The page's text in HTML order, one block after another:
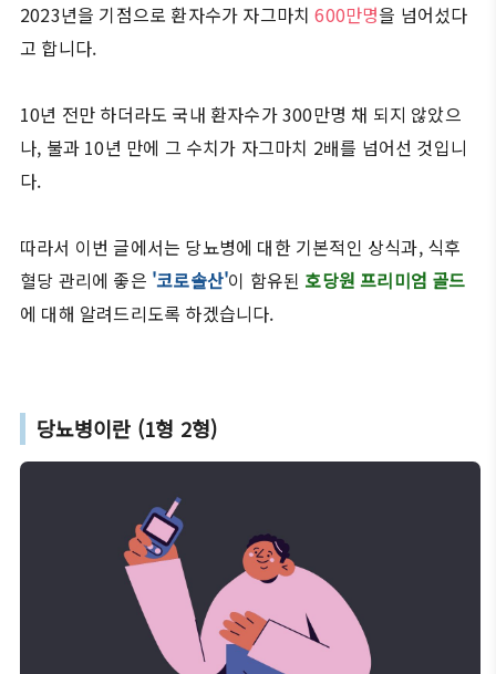
2023년을 기점으로 환자수가 자그마치600만명을 넘어섰다
고 합니다.
10년 전만 하더라도 국내 환자수가 300만명 채 되지 않았으
나, 불과 10년 만에 그 수치가 자그마치 2배를 넘어선 것입니
다.
따라서 이번 글에서는 당뇨병에 대한 기본적인 상식과, 식후
혈당 관리에 좋은 '코로솔산'이 함유된 호당원 프리미엄 골드
에 대해 알려드리도록 하겠습니다.
당뇨병이란 (1형 2형)